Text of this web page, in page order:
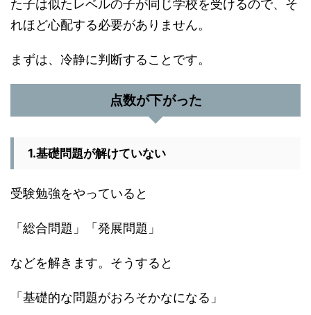
た子は似たレベルの子が同じ学校を受けるので、そ
れほど心配する必要がありません。
まずは、冷静に判断することです。
点数が下がった
1.基礎問題が解けていない
受験勉強をやっていると
「総合問題」「発展問題」
などを解きます。そうすると
「基礎的な問題がおろそかなになる」